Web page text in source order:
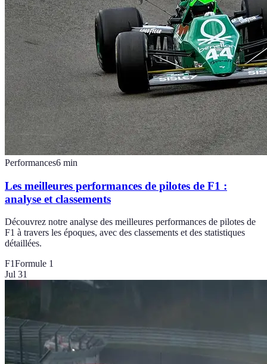
Performances6 min
Les meilleures performances de pilotes de F1 :
analyse et classements
Découvrez notre analyse des meilleures performances de pilotes de
F1 à travers les époques, avec des classements et des statistiques
détaillées.
F1Formule 1
Jul 31